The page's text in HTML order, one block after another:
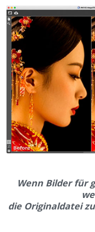
Wenn Bilder für
die Originaldatei